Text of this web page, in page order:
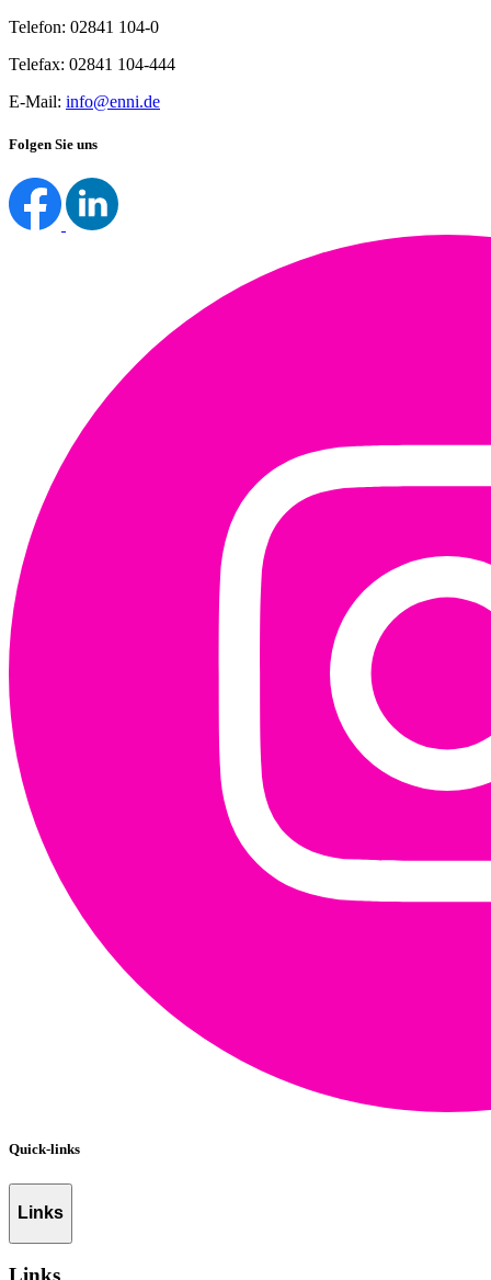
Telefon: 02841 104-0
Telefax: 02841 104-444
E-Mail: info@enni.de
Folgen Sie uns
Quick-links
Links